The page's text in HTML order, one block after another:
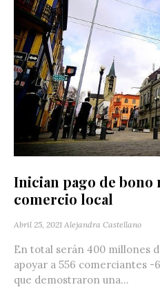
Inician pago de bono
comercio local
Abril 25, 2021 Alejandra Castellano
En total serán 400 millones
apoyar a 556 comerciantes -
que demostraron una...